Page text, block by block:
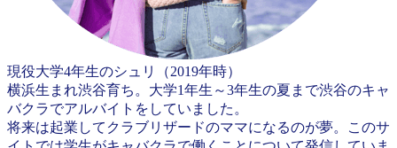
現役大学4年生のシュリ（2019年時）
横浜生まれ渋谷育ち。大学1年生～3年生の夏まで渋谷のキャ
バクラでアルバイトをしていました。
将来は起業してクラブリザードのママになるのが夢。このサ